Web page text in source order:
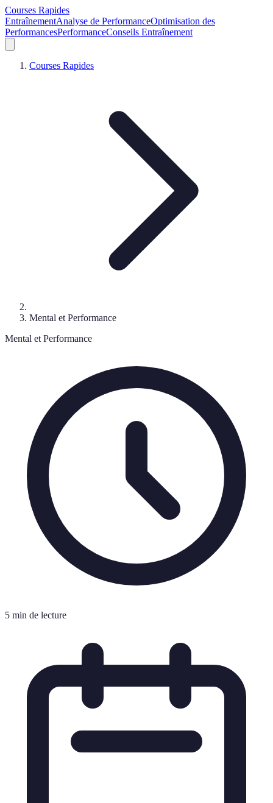
Courses Rapides
EntraînementAnalyse de PerformanceOptimisation des
PerformancesPerformanceConseils Entraînement
Courses Rapides
Mental et Performance
Mental et Performance
5 min de lecture